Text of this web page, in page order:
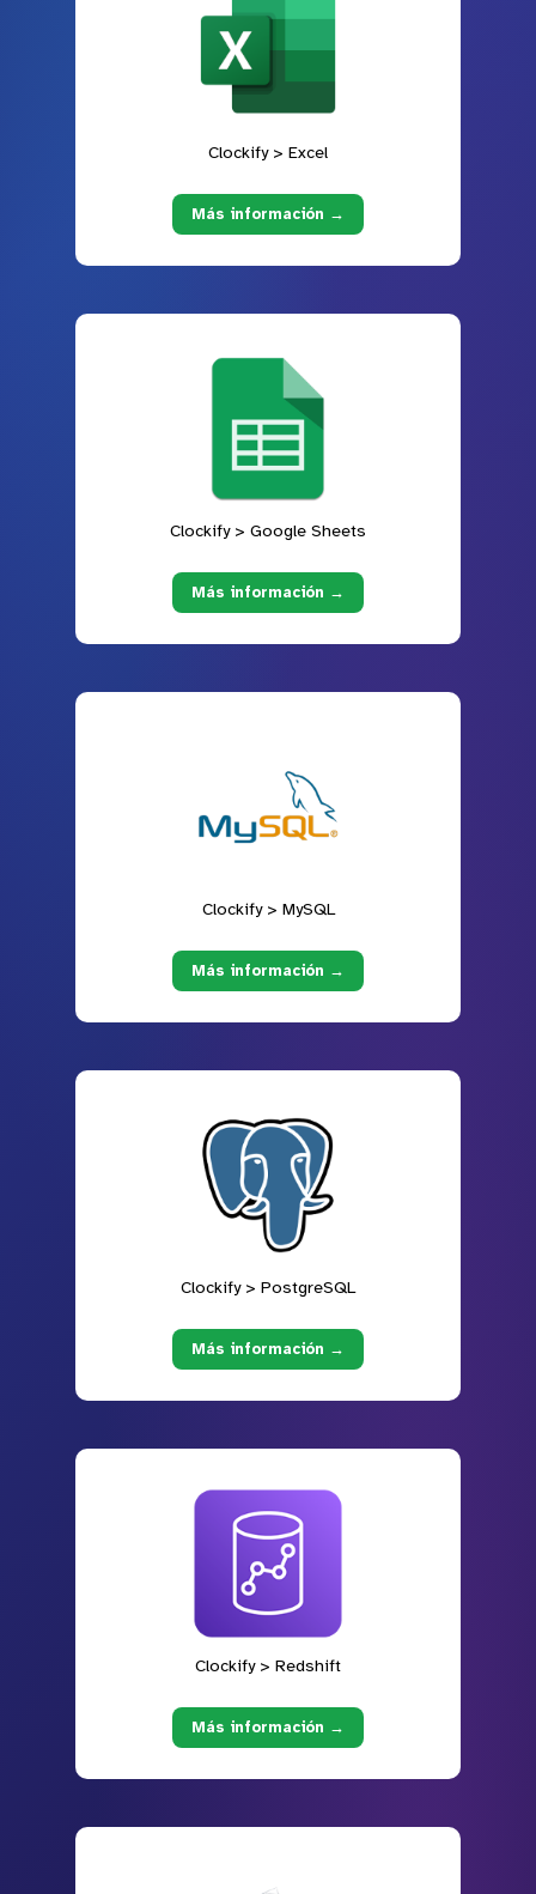
Clockify > Excel
Más información →
Clockify > Google Sheets
Más información →
Clockify > MySQL
Más información →
Clockify > PostgreSQL
Más información →
Clockify > Redshift
Más información →